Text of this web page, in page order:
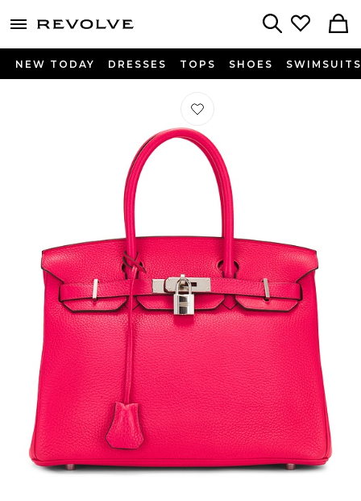
menu - shows more content
NEW TODAY DRESSES TOPS SHOES SWIMSUITS
Préféré SAC À MAIN HERMES